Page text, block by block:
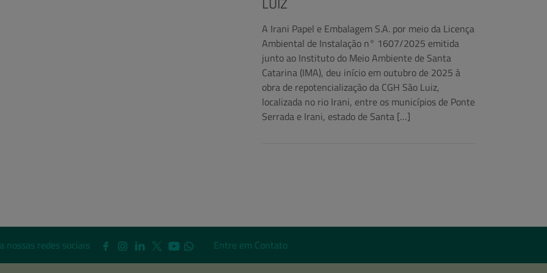
A Irani Papel e Embalagem S.A. por meio da Licença
Ambiental de Instalação n° 1607/2025 emitida
junto ao Instituto do Meio Ambiente de Santa
Catarina (IMA), deu início em outubro de 2025 à
obra de repotencialização da CGH São Luiz,
localizada no rio Irani, entre os municípios de Ponte
Serrada e Irani, estado de Santa […]
nossas redes sociais Entre em Contato